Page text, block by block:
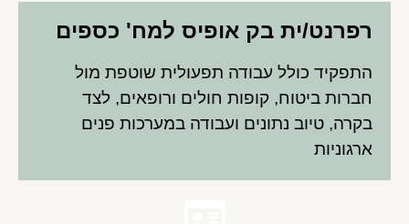
רפרנט/ית בק אופיס למח' כספים
התפקיד כולל עבודה תפעולית שוטפת מול
חברות ביטוח, קופות חולים ורופאים, לצד
בקרה, טיוב נתונים ועבודה במערכות פנים
ארגוניות